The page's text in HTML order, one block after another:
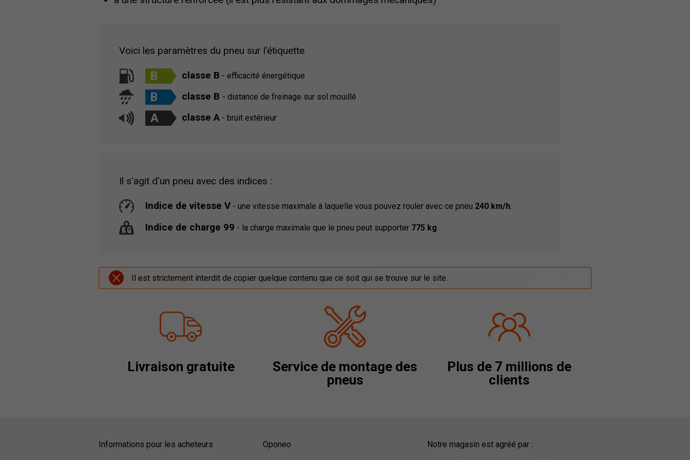
Voici les paramètres du pneu sur l'étiquette
B classe B - efficacité énergétique
B classe B - distance de freinage sur sol mouillé
A classe A - bruit extérieur
Il s'agit d'un pneu avec des indices :
Indice de vitesse V - une vitesse maximale à laquelle vous pouvez rouler avec ce pneu 240 km/h.
Indice de charge 99 - la charge maximale que le pneu peut supporter 775 kg.
Il est strictement interdit de copier quelque contenu que ce soit qui se trouve sur le site.
Livraison gratuite
Service de montage des
pneus
Plus de 7 millions de
clients
Informations pour les acheteurs Oponeo Notre magasin est agréé par :